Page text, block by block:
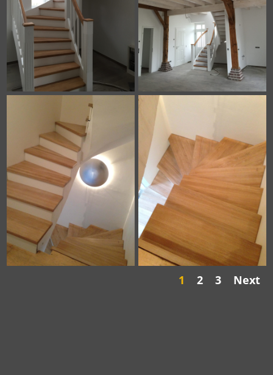
1 2 3 Next